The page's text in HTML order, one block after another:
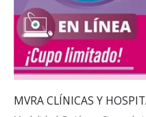
MVRA CLÍNICAS Y